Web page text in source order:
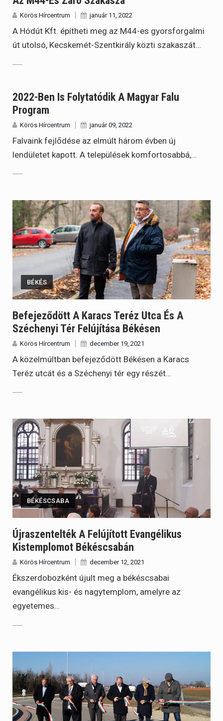
Körös Hírcentrum január 11, 2022
A Hódút Kft. építheti meg az M44-es gyorsforgalmi
út utolsó, Kecskemét-Szentkirály közti szakaszát…
2022-Ben Is Folytatódik A Magyar Falu
Program
Körös Hírcentrum január 09, 2022
Falvaink fejlődése az elmúlt három évben új
lendületet kapott. A települések komfortosabbá,…
BÉKÉS
Befejeződött A Karacs Teréz Utca És A
Széchenyi Tér Felújítása Békésen
Körös Hírcentrum december 19, 2021
A közelmúltban befejeződött Békésen a Karacs
Teréz utcát és a Széchenyi tér egy részét…
BÉKÉSCSABA
Újraszentelték A Felújított Evangélikus
Kistemplomot Békéscsabán
Körös Hírcentrum december 12, 2021
Ékszerdobozként újult meg a békéscsabai
evangélikus kis- és nagytemplom, amelyre az
egyetemes…